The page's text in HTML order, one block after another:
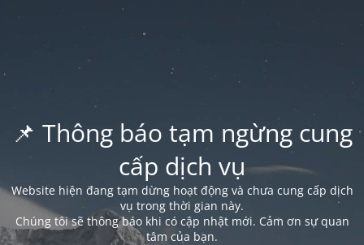
📌 Thông báo tạm ngừng cung
cấp dịch vụ
Website hiện đang tạm dừng hoạt động và chưa cung cấp dịch
vụ trong thời gian này.
Chúng tôi sẽ thông báo khi có cập nhật mới. Cảm ơn sự quan
tâm của bạn.